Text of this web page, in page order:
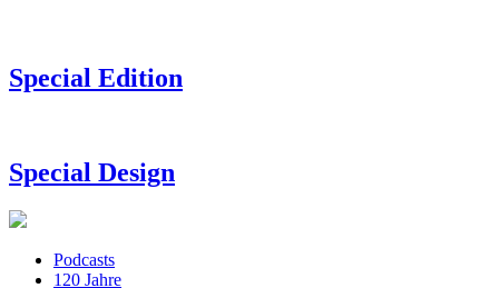
Special Edition
Special Design
Podcasts
120 Jahre